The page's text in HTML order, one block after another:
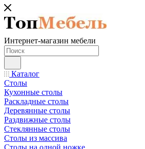
Интернет-магазин мебели
Каталог
Столы
Кухонные столы
Раскладные столы
Деревянные столы
Раздвижные столы
Стеклянные столы
Столы из массива
Столы на одной ножке